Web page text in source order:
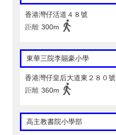
香港灣仔活道４８號
距離 300m
東華三院李賜豪小學
香港灣仔皇后大道東２８０號
距離 360m
高主教書院小學部